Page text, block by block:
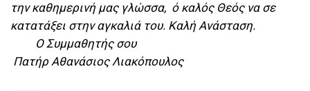
την καθημερινή μας γλώσσα, ό καλός Θεός να σε
κατατάξει στην αγκαλιά του. Καλή Ανάσταση.
Ο Συμμαθητής σου
Πατήρ Αθανάσιος Λιακόπουλος